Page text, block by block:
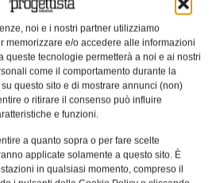
noi e i nostri partner utilizziamo
memorizzare e/o accedere alle informazioni
queste tecnologie permetterà a noi e ai nostri
come il comportamento durante la
questo sito e di mostrare annunci (non)
o ritirare il consenso può influire
e funzioni.
a quanto sopra o per fare scelte
applicate solamente a questo sito. È
in qualsiasi momento, compreso il
un controllore assi
di ridurre i tempi
nel mercato delle
control, lancia il controllore assi
(PAC). Progettato per
WEB